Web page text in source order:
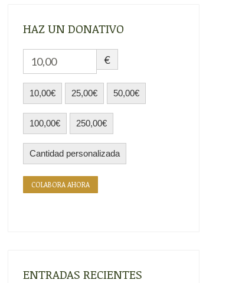
HAZ UN DONATIVO
€
10,00€ 25,00€ 50,00€
100,00€ 250,00€
Cantidad personalizada
COLABORA AHORA
ENTRADAS RECIENTES